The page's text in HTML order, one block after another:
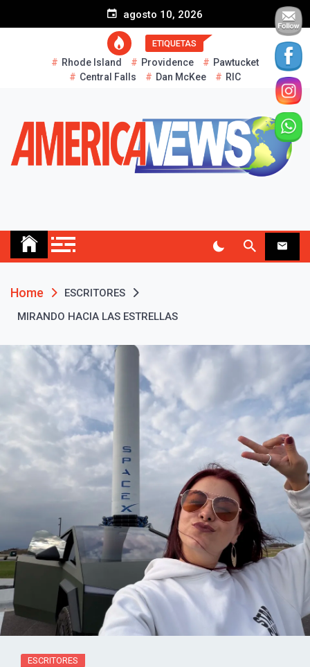
agosto 10, 2026
ETIQUETAS
Rhode Island Providence
Pawtucket
Central Falls
Dan McKee RIC
Home
ESCRITORES
MIRANDO HACIA LAS ESTRELLAS
ESCRITORES